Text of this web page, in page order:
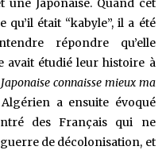
Japonaise. Quand cet
qu’il était “kabyle”, il a été
répondre qu’elle
avait étudié leur histoire à
connaisse mieux ma
a ensuite évoqué
des Français qui ne
de décolonisation, et